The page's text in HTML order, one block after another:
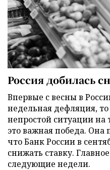
Россия добилась
Впервые с весны в
недельная дефляция,
непростой ситуации
это важная победа.
что Банк России в
снижать ставку.
следующие недели.